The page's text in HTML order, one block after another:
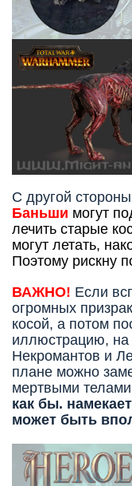
С другой
Баньши могут
лечить старые
могут летать,
Поэтому рискну
ВАЖНО! Если
огромных
косой, а потом
иллюстрацию, на
Некромантов и
плане можно
мертвыми
как бы.
может быть